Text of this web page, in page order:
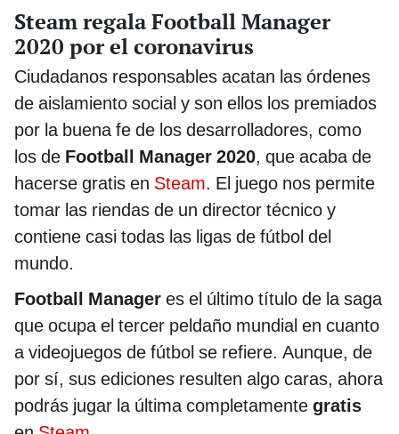
Steam regala Football Manager
2020 por el coronavirus
Ciudadanos responsables acatan las órdenes
de aislamiento social y son ellos los premiados
por la buena fe de los desarrolladores, como
los de Football Manager 2020, que acaba de
hacerse gratis en Steam. El juego nos permite
tomar las riendas de un director técnico y
contiene casi todas las ligas de fútbol del
mundo.
Football Manager es el último título de la saga
que ocupa el tercer peldaño mundial en cuanto
a videojuegos de fútbol se refiere. Aunque, de
por sí, sus ediciones resulten algo caras, ahora
podrás jugar la última completamente gratis